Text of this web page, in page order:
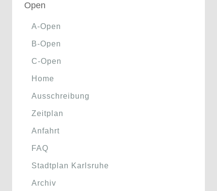
Open
A-Open
B-Open
C-Open
Home
Ausschreibung
Zeitplan
Anfahrt
FAQ
Stadtplan Karlsruhe
Archiv